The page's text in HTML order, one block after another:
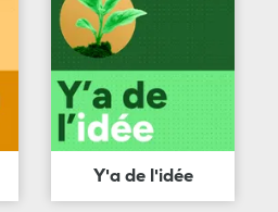
Y'a de l'idée